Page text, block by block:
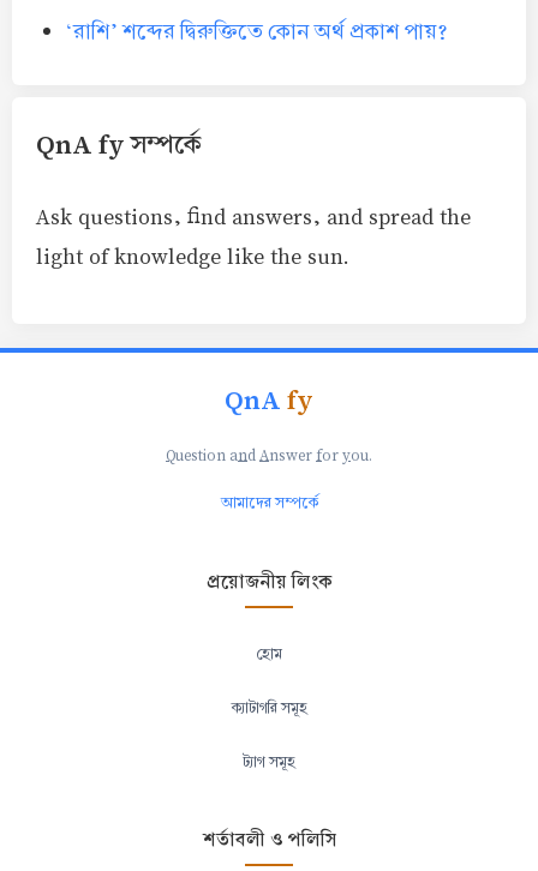
‘রাশি’ শব্দের দ্বিরুক্তিতে কোন অর্থ প্রকাশ পায়?
QnA fy সম্পর্কে
Ask questions, find answers, and spread the
light of knowledge like the sun.
QnAfy
Question andAnswer foryou.
আমাদের সম্পর্কে
প্রয়োজনীয় লিংক
হোম
ক্যাটাগরি সমূহ
ট্যাগ সমূহ
শর্তাবলী ও পলিসি